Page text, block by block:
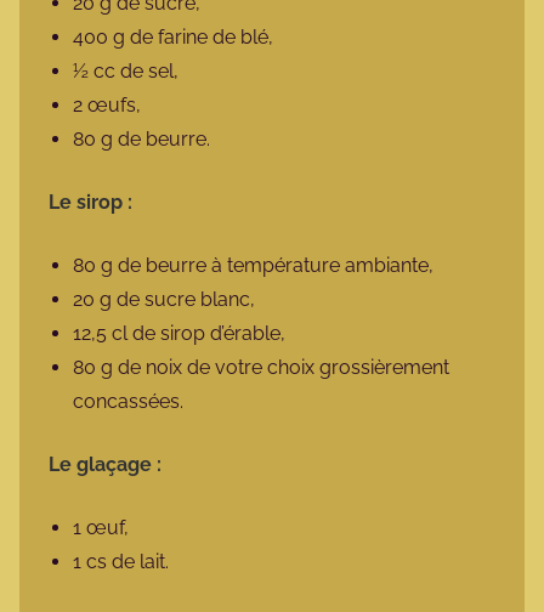
400 g de farine de blé,
½ cc de sel,
2 œufs,
80 g de beurre.
Le sirop :
80 g de beurre à température ambiante,
20 g de sucre blanc,
12,5 cl de sirop d’érable,
80 g de noix de votre choix grossièrement
concassées.
Le glaçage :
1 œuf,
1 cs de lait.